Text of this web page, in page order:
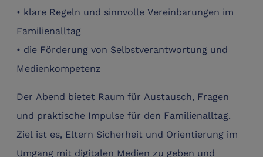
• klare Regeln und sinnvolle Vereinbarungen im
Familienalltag
• die Förderung von Selbstverantwortung und
Medienkompetenz
Der Abend bietet Raum für Austausch, Fragen
und praktische Impulse für den Familienalltag.
Ziel ist es, Eltern Sicherheit und Orientierung im
Umgang mit digitalen Medien zu geben und